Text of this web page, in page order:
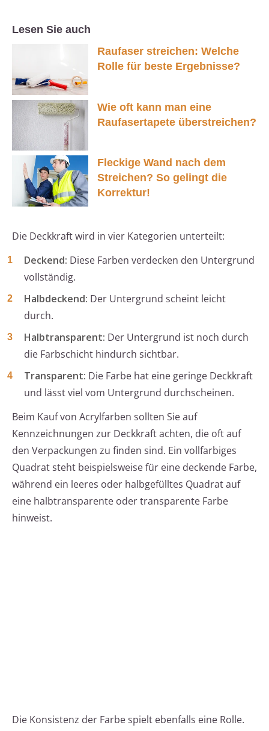
Lesen Sie auch
Raufaser streichen: Welche
Rolle für beste Ergebnisse?
Wie oft kann man eine
Raufasertapete überstreichen?
Fleckige Wand nach dem
Streichen? So gelingt die
Korrektur!
Die Deckkraft wird in vier Kategorien unterteilt:
Deckend: Diese Farben verdecken den Untergrund
vollständig.
Halbdeckend: Der Untergrund scheint leicht
durch.
Halbtransparent: Der Untergrund ist noch durch
die Farbschicht hindurch sichtbar.
Transparent: Die Farbe hat eine geringe Deckkraft
und lässt viel vom Untergrund durchscheinen.
Beim Kauf von Acrylfarben sollten Sie auf
Kennzeichnungen zur Deckkraft achten, die oft auf
den Verpackungen zu finden sind. Ein vollfarbiges
Quadrat steht beispielsweise für eine deckende Farbe,
während ein leeres oder halbgefülltes Quadrat auf
eine halbtransparente oder transparente Farbe
hinweist.
Die Konsistenz der Farbe spielt ebenfalls eine Rolle.